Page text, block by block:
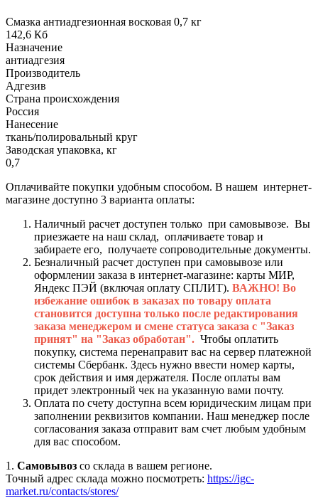
Смазка антиадгезионная восковая 0,7 кг
142,6 Кб
Назначение
антиадгезия
Производитель
Адгезив
Страна происхождения
Россия
Нанесение
ткань/полировальный круг
Заводская упаковка, кг
0,7
Оплачивайте покупки удобным способом. В нашем интернет-
магазине доступно 3 варианта оплаты:
Наличный расчет доступен только при самовывозе. Вы
приезжаете на наш склад, оплачиваете товар и
забираете его, получаете сопроводительные документы.
Безналичный расчет доступен при самовывозе или
оформлении заказа в интернет-магазине: карты МИР,
Яндекс ПЭЙ (включая оплату СПЛИТ). ВАЖНО! Во
избежание ошибок в заказах по товару оплата
становится доступна только после редактирования
заказа менеджером и смене статуса заказа с "Заказ
принят" на "Заказ обработан". Чтобы оплатить
покупку, система перенаправит вас на сервер платежной
системы Сбербанк. Здесь нужно ввести номер карты,
срок действия и имя держателя. После оплаты вам
придет электронный чек на указанную вами почту.
Оплата по счету доступна всем юридическим лицам при
заполнении реквизитов компании. Наш менеджер после
согласования заказа отправит вам счет любым удобным
для вас способом.
1. Самовывоз со склада в вашем регионе.
Точный адрес склада можно посмотреть: https://igc-
market.ru/contacts/stores/